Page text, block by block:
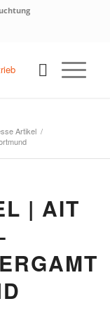
Artikel /
| AIT